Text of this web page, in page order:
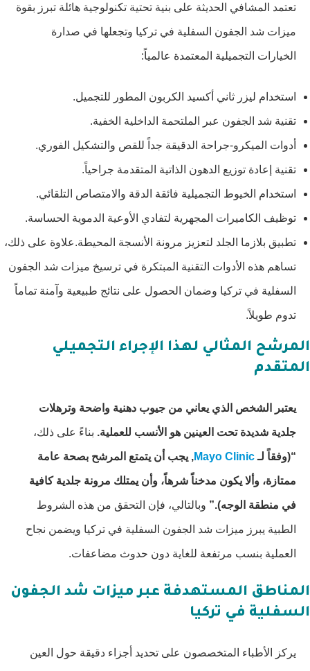
تعتمد المشافي الحديثة على بنية تحتية تكنولوجية هائلة تبرز بقوة
ميزات شد الجفون السفلية في تركيا وتجعلها في صدارة
الخيارات التجميلية المعتمدة عالمياً:
استخدام ليزر ثاني أكسيد الكربون المطور للتجميل.
تقنية شد الجفون عبر الملتحمة الداخلية الخفية.
أدوات الميكرو-جراحة الدقيقة جداً للقص والتشكيل الفوري.
تقنية إعادة توزيع الدهون الذاتية المتقدمة جراحياً.
استخدام الخيوط التجميلية فائقة الدقة والامتصاص التلقائي.
توظيف الكاميرات المجهرية لتفادي الأوعية الدموية الحساسة.
تطبيق بلازما الجلد لتعزيز مرونة الأنسجة المحيطة.علاوة على ذلك،
تساهم هذه الأدوات التقنية المبتكرة في ترسيخ ميزات شد الجفون
السفلية في تركيا وضمان الحصول على نتائج طبيعية وآمنة تماماً
تدوم طويلاً.
المرشح المثالي لهذا الإجراء التجميلي
المتقدم
يعتبر الشخص الذي يعاني من جيوب دهنية واضحة وترهلات
جلدية شديدة تحت العينين هو الأنسب للعملية. بناءً على ذلك،
“(وفقاً لـMayo Clinic, يجب أن يتمتع المرشح بصحة عامة
ممتازة، وألا يكون مدخناً شرهاً، وأن يمتلك مرونة جلدية كافية
في منطقة الوجه).” وبالتالي، فإن التحقق من هذه الشروط
الطبية يبرز ميزات شد الجفون السفلية في تركيا ويضمن نجاح
العملية بنسب مرتفعة للغاية دون حدوث مضاعفات.
المناطق المستهدفة عبر ميزات شد الجفون
السفلية في تركيا
يركز الأطباء المتخصصون على تحديد أجزاء دقيقة حول العين